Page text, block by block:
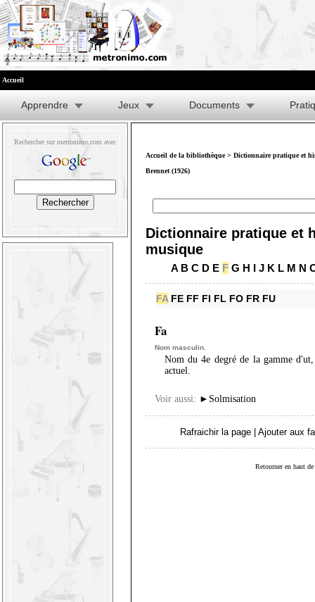
Accueil
Apprendre Jeux Documents
Rechercher sur metronimo.com avec
Accueil de la bibliothèque> Dictionnaire pratique et
Brennet (1926)
Dictionnaire pratique et
musique
A B C D E F G H I J K L M N
FA FE FF FI FL FO FR FU
Fa
Nom masculin.
Nom du 4e degré de la gamme
actuel.
Voir aussi: ► Solmisation
Rafraichir la page Ajouter aux
Retourner en haut de